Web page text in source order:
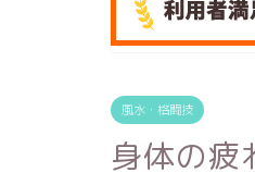
風水・格闘技
身体の疲